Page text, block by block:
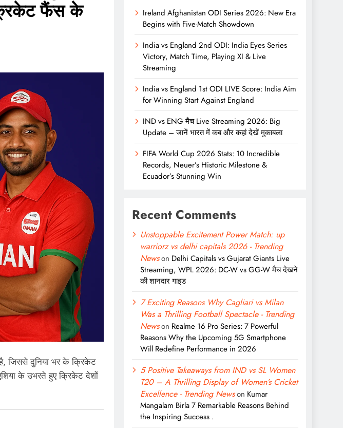
फैंस के
जिससे दुनिया भर के क्रिकेट
के उभरते हुए क्रिकेट देशों
Ireland Afghanistan ODI Series 2026: New Era
Begins with Five-Match Showdown
India vs England 2nd ODI: India Eyes Series
Victory, Match Time, Playing XI & Live
Streaming
India vs England 1st ODI LIVE Score: India Aim
for Winning Start Against England
IND vs ENG मैच Live Streaming 2026: Big
Update – जानें भारत में कब और कहां देखें मुकाबला
FIFA World Cup 2026 Stats: 10 Incredible
Records, Neuer’s Historic Milestone &
Ecuador’s Stunning Win
Recent Comments
Unstoppable Excitement Power Match: up
warriorz vs delhi capitals 2026 - Trending
Newson Delhi Capitals vs Gujarat Giants Live
Streaming, WPL 2026: DC-W vs GG-W मैच देखने
की शानदार गाइड
7 Exciting Reasons Why Cagliari vs Milan
Was a Thrilling Football Spectacle - Trending
Newson Realme 16 Pro Series: 7 Powerful
Reasons Why the Upcoming 5G Smartphone
Will Redefine Performance in 2026
5 Positive Takeaways from IND vs SL Women
T20 – A Thrilling Display of Women’s Cricket
Excellence - Trending Newson Kumar
Mangalam Birla 7 Remarkable Reasons Behind
the Inspiring Success .